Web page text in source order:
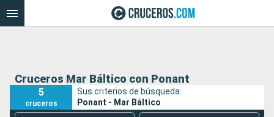
Cruceros Mar Báltico con Ponant
5
cruceros
Sus criterios de búsqueda:
Ponant - Mar Báltico